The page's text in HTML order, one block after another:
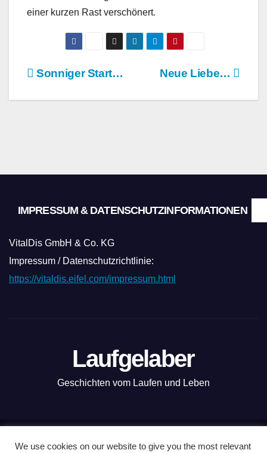
einer kurzen Rast verschönert.
BeitragsnavigationNeue Liebe…
Sonniger Start…
IMPRESSUM & DATENSCHUTZINFORMATIONEN
VitalDis GmbH & Co. KG
Impressum / Datenschutzrichtlinie:
https://vitaldis.eifel.com/impressum.html
Laufgelaber
Geschichten vom Laufen und Leben
Mit Stolz präsentiert von WordPress Theme: News Live by
We use cookies on our website to give you the most relevant